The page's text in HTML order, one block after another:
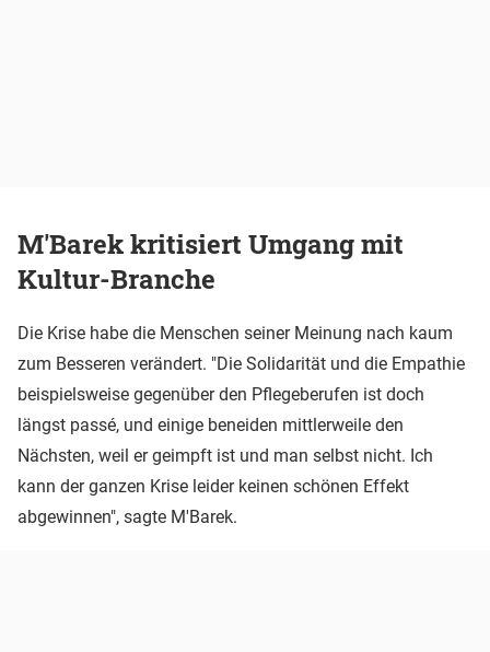
M'Barek kritisiert Umgang mit
Kultur-Branche
Die Krise habe die Menschen seiner Meinung nach kaum
zum Besseren verändert. "Die Solidarität und die Empathie
beispielsweise gegenüber den Pflegeberufen ist doch
längst passé, und einige beneiden mittlerweile den
Nächsten, weil er geimpft ist und man selbst nicht. Ich
kann der ganzen Krise leider keinen schönen Effekt
abgewinnen", sagte M'Barek.